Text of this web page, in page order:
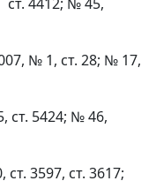
№ 1, ст. 28; № 17,
ст. 5424; № 46,
3597, ст. 3617;